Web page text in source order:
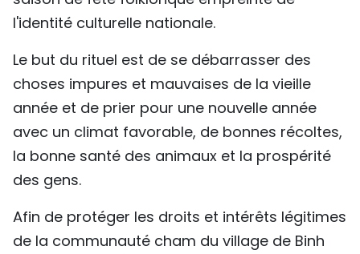
l'identité culturelle nationale.
Le but du rituel est de se débarrasser des
choses impures et mauvaises de la vieille
année et de prier pour une nouvelle année
avec un climat favorable, de bonnes récoltes,
la bonne santé des animaux et la prospérité
des gens.
Afin de protéger les droits et intérêts légitimes
de la communauté cham du village de Binh